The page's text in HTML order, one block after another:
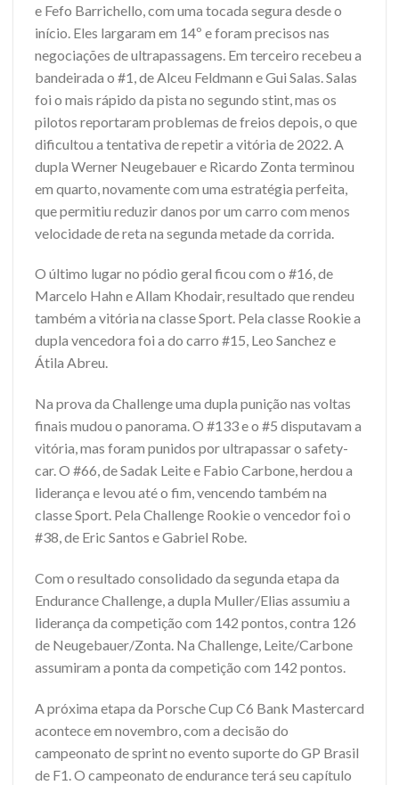
e Fefo Barrichello, com uma tocada segura desde o
início. Eles largaram em 14º e foram precisos nas
negociações de ultrapassagens. Em terceiro recebeu a
bandeirada o #1, de Alceu Feldmann e Gui Salas. Salas
foi o mais rápido da pista no segundo stint, mas os
pilotos reportaram problemas de freios depois, o que
dificultou a tentativa de repetir a vitória de 2022. A
dupla Werner Neugebauer e Ricardo Zonta terminou
em quarto, novamente com uma estratégia perfeita,
que permitiu reduzir danos por um carro com menos
velocidade de reta na segunda metade da corrida.
O último lugar no pódio geral ficou com o #16, de
Marcelo Hahn e Allam Khodair, resultado que rendeu
também a vitória na classe Sport. Pela classe Rookie a
dupla vencedora foi a do carro #15, Leo Sanchez e
Átila Abreu.
Na prova da Challenge uma dupla punição nas voltas
finais mudou o panorama. O #133 e o #5 disputavam a
vitória, mas foram punidos por ultrapassar o safety-
car. O #66, de Sadak Leite e Fabio Carbone, herdou a
liderança e levou até o fim, vencendo também na
classe Sport. Pela Challenge Rookie o vencedor foi o
#38, de Eric Santos e Gabriel Robe.
Com o resultado consolidado da segunda etapa da
Endurance Challenge, a dupla Muller/Elias assumiu a
liderança da competição com 142 pontos, contra 126
de Neugebauer/Zonta. Na Challenge, Leite/Carbone
assumiram a ponta da competição com 142 pontos.
A próxima etapa da Porsche Cup C6 Bank Mastercard
acontece em novembro, com a decisão do
campeonato de sprint no evento suporte do GP Brasil
de F1. O campeonato de endurance terá seu capítulo